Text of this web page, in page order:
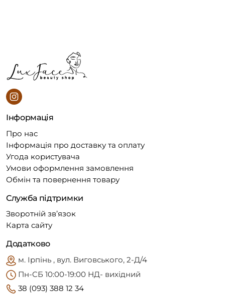
Інформація
Про нас
Інформація про доставку та оплату
Угода користувача
Умови оформлення замовлення
Обмін та повернення товару
Служба підтримки
Зворотній зв’язок
Карта сайту
Додатково
м. Ірпінь , вул. Виговського, 2-Д/4
Пн-CБ 10:00-19:00 НД- вихідний
38 (093) 388 12 34